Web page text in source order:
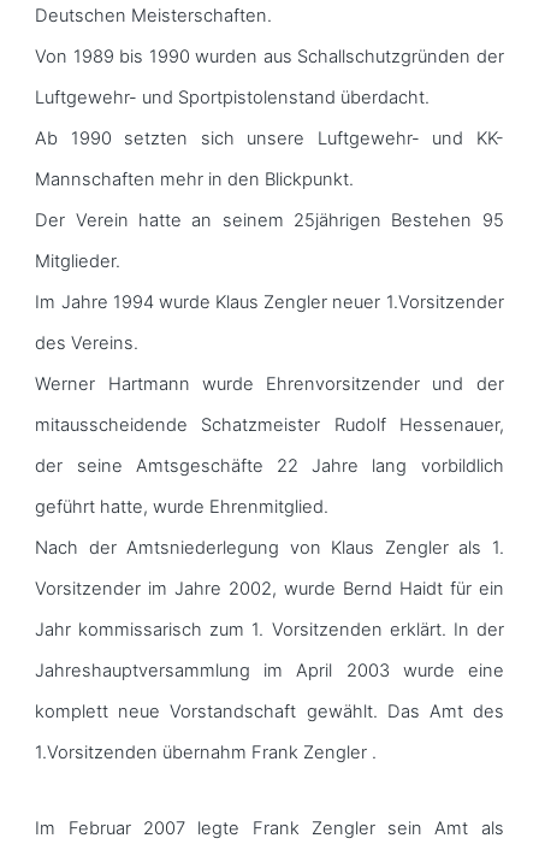
Deutschen Meisterschaften.
Von 1989 bis 1990 wurden aus Schallschutzgründen der
Luftgewehr- und Sportpistolenstand überdacht.
Ab 1990 setzten sich unsere Luftgewehr- und KK-
Mannschaften mehr in den Blickpunkt.
Der Verein hatte an seinem 25jährigen Bestehen 95
Mitglieder.
Im Jahre 1994 wurde Klaus Zengler neuer 1.Vorsitzender
des Vereins.
Werner Hartmann wurde Ehrenvorsitzender und der
mitausscheidende Schatzmeister Rudolf Hessenauer,
der seine Amtsgeschäfte 22 Jahre lang vorbildlich
geführt hatte, wurde Ehrenmitglied.
Nach der Amtsniederlegung von Klaus Zengler als 1.
Vorsitzender im Jahre 2002, wurde Bernd Haidt für ein
Jahr kommissarisch zum 1. Vorsitzenden erklärt. In der
Jahreshauptversammlung im April 2003 wurde eine
komplett neue Vorstandschaft gewählt. Das Amt des
1.Vorsitzenden übernahm Frank Zengler .
Im Februar 2007 legte Frank Zengler sein Amt als